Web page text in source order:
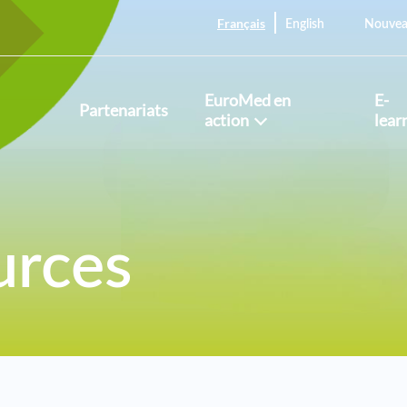
Français English
Partenariats
EuroMed en
action
E-